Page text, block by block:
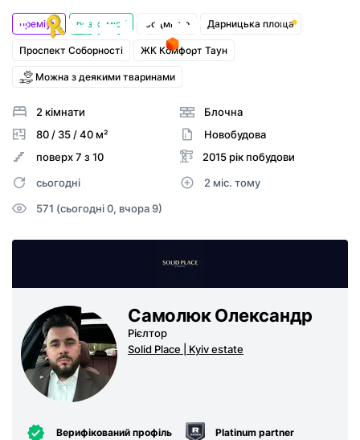
преміум без комісії Соцмісто Дарницька площа
Проспект Соборності ЖК Комфорт Таун
Можна з деякими тваринами
2 кімнати
80 / 35 / 40 м²
поверх 7 з 10
Блочна
Новобудова
2015 рік побудови
сьогодні
2 міс. тому
571 (сьогодні 0, вчора 9)
Самолюк Олександр
Рієлтор
Solid Place | Kyiv estate
Верифікований профіль Platinum partner